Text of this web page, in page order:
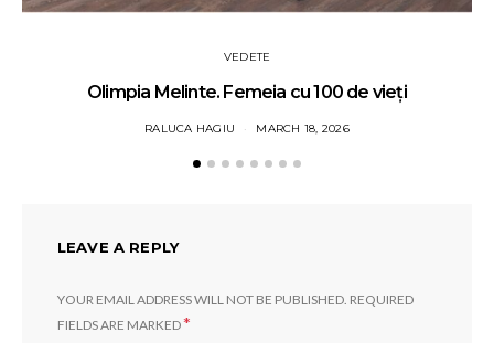
VEDETE
Olimpia Melinte. Femeia cu 100 de vieți
RALUCA HAGIU MARCH 18, 2026
LEAVE A REPLY
YOUR EMAIL ADDRESS WILL NOT BE PUBLISHED. REQUIRED
FIELDS ARE MARKED*